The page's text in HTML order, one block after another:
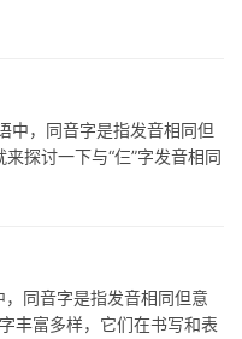
同音字是指发音相同但
探讨一下与“仨”字发音相同
音字是指发音相同但意
丰富多样，它们在书写和表